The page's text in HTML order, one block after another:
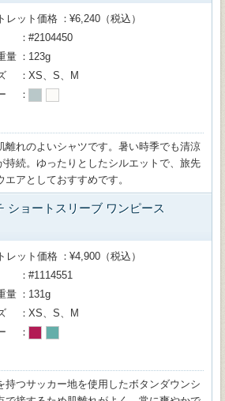
レット価格
¥6,240（税込）
#2104450
量
123g
XS、S、M
離れのよいシャツです。暑い時季でも清涼
持続。ゆったりとしたシルエットで、旅先
アとしておすすめです。
ショートスリーブ ワンピース
レット価格
¥4,900（税込）
#1114551
量
131g
XS、S、M
持つサッカー地を使用したボタンダウンシ